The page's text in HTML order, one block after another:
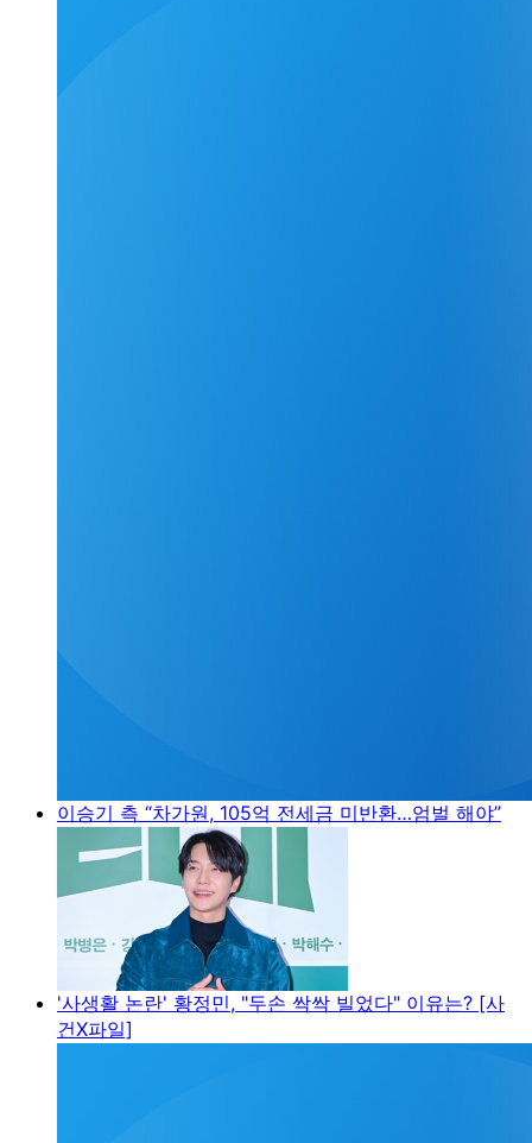
이승기 측 “차가원, 105억 전세금 미반환…엄벌 해야”
'사생활 논란' 황정민, "두손 싹싹 빌었다" 이유는? [사
건X파일]